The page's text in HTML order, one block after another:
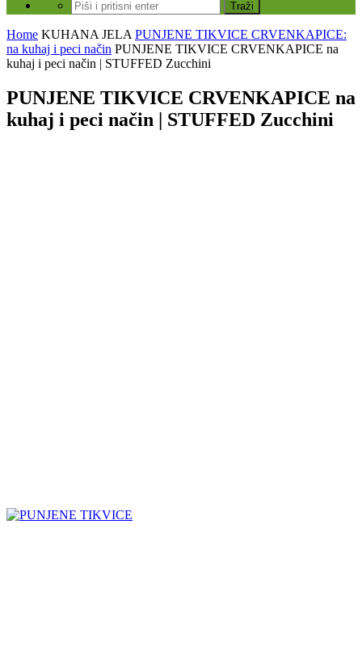
Home KUHANA JELA PUNJENE TIKVICE CRVENKAPICE:
na kuhaj i peci način PUNJENE TIKVICE CRVENKAPICE na
kuhaj i peci način | STUFFED Zucchini
PUNJENE TIKVICE CRVENKAPICE na
kuhaj i peci način | STUFFED Zucchini